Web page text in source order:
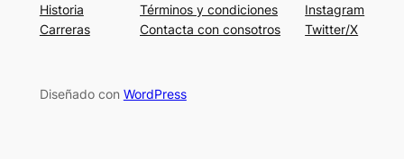
Historia
Carreras
Términos y condiciones
Contacta con consotros
Instagram
Twitter/X
Diseñado con WordPress